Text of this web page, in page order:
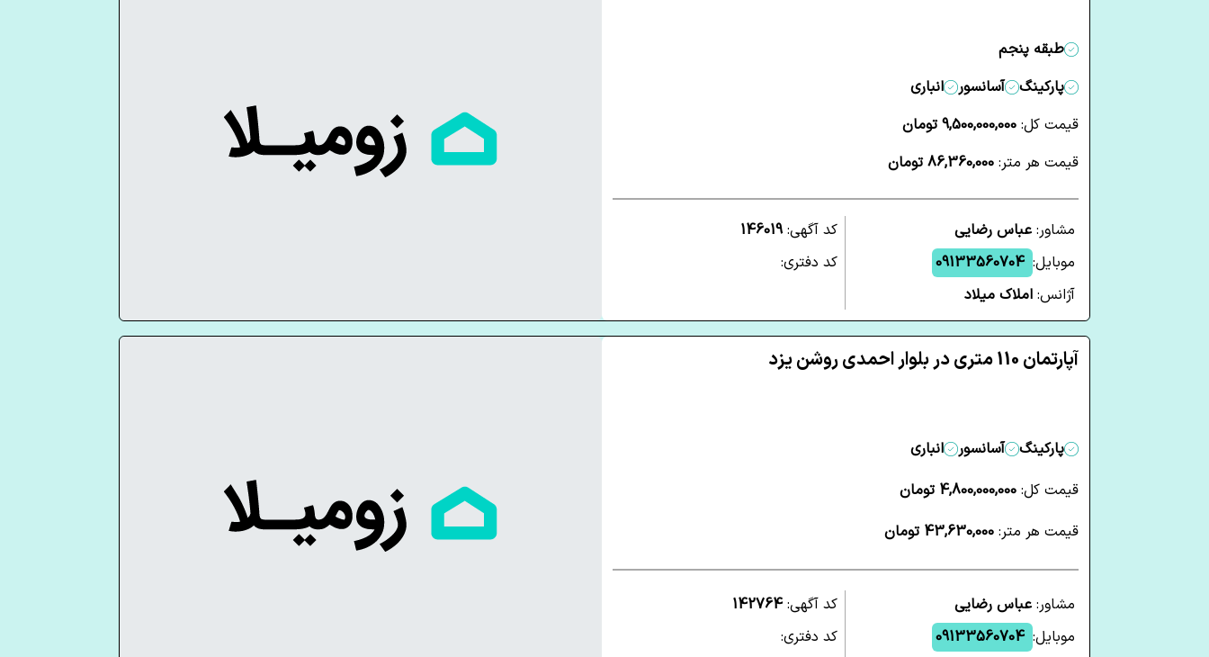
طبقه پنجم
پارکینگ
آسانسور
انباری
قیمت کل: 9,500,000,000 تومان
قیمت هر متر: 86,360,000 تومان
مشاور: عباس رضایی
موبایل: 09133560704
آژانس: املاک میلاد
کد آگهی:146019
کد دفتری:
آپارتمان 110 متری در بلوار احمدی روشن یزد
پارکینگ آسانسور
انباری
قیمت کل: 4,800,000,000 تومان
قیمت هر متر: 43,630,000 تومان
مشاور: عباس رضایی
موبایل: 09133560704
کد آگهی: 142764
کد دفتری: